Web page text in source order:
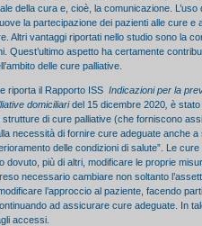
della cura e, cioè, la comunicazione.
la partecipazione dei pazienti alle cure e
Altri vantaggi riportati nello studio sono la
Quest’ultimo aspetto ha certamente
delle cure palliative.
riporta il Rapporto ISS Indicazioni per la
domiciliaridel 15 dicembre 2020 è stato
di cure palliative (che forniscono
necessità di fornire cure adeguate anche
delle condizioni di salute”. Le cure
dovuto, più di altri, modificare le proprie
necessario cambiare non soltanto
l’approccio al paziente, facendo
ad assicurare cure adeguate. In
accessi.